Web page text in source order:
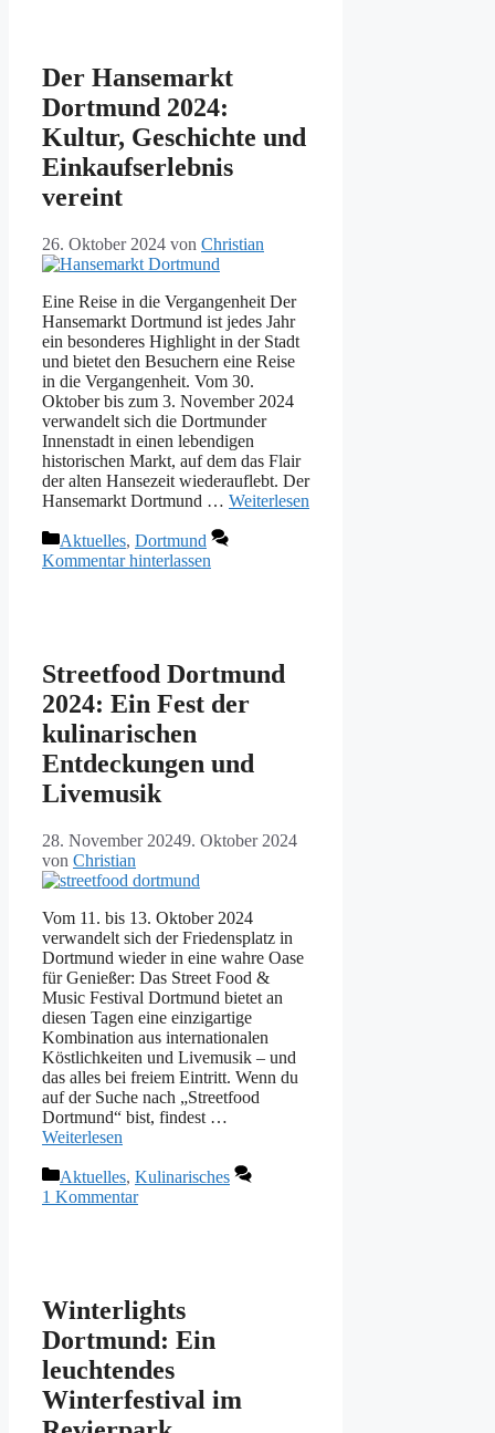
Der Hansemarkt
Dortmund 2024:
Kultur, Geschichte und
Einkaufserlebnis
vereint
26. Oktober 2024 von Christian
Eine Reise in die Vergangenheit Der
Hansemarkt Dortmund ist jedes Jahr
ein besonderes Highlight in der Stadt
und bietet den Besuchern eine Reise
in die Vergangenheit. Vom 30.
Oktober bis zum 3. November 2024
verwandelt sich die Dortmunder
Innenstadt in einen lebendigen
historischen Markt, auf dem das Flair
der alten Hansezeit wiederauflebt. Der
Hansemarkt Dortmund … Weiterlesen
Kategorien
Aktuelles, Dortmund
Kommentar hinterlassen
Streetfood Dortmund
2024: Ein Fest der
kulinarischen
Entdeckungen und
Livemusik
28. November 20249. Oktober 2024
von Christian
Vom 11. bis 13. Oktober 2024
verwandelt sich der Friedensplatz in
Dortmund wieder in eine wahre Oase
für Genießer: Das Street Food &
Music Festival Dortmund bietet an
diesen Tagen eine einzigartige
Kombination aus internationalen
Köstlichkeiten und Livemusik – und
das alles bei freiem Eintritt. Wenn du
auf der Suche nach „Streetfood
Dortmund“ bist, findest …
Weiterlesen
Kategorien
Aktuelles, Kulinarisches
1 Kommentar
Winterlights
Dortmund: Ein
leuchtendes
Winterfestival im